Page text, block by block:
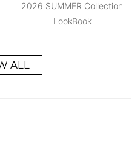
2026 SUMMER Collection
LookBook
ALL